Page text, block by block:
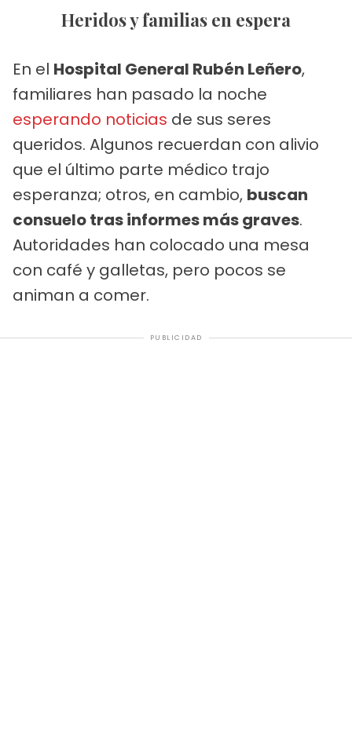
Heridos y familias en espera
En el Hospital General Rubén Leñero,
familiares han pasado la noche
esperando noticias de sus seres
queridos. Algunos recuerdan con alivio
que el último parte médico trajo
esperanza; otros, en cambio, buscan
consuelo tras informes más graves.
Autoridades han colocado una mesa
con café y galletas, pero pocos se
animan a comer.
PUBLICIDAD